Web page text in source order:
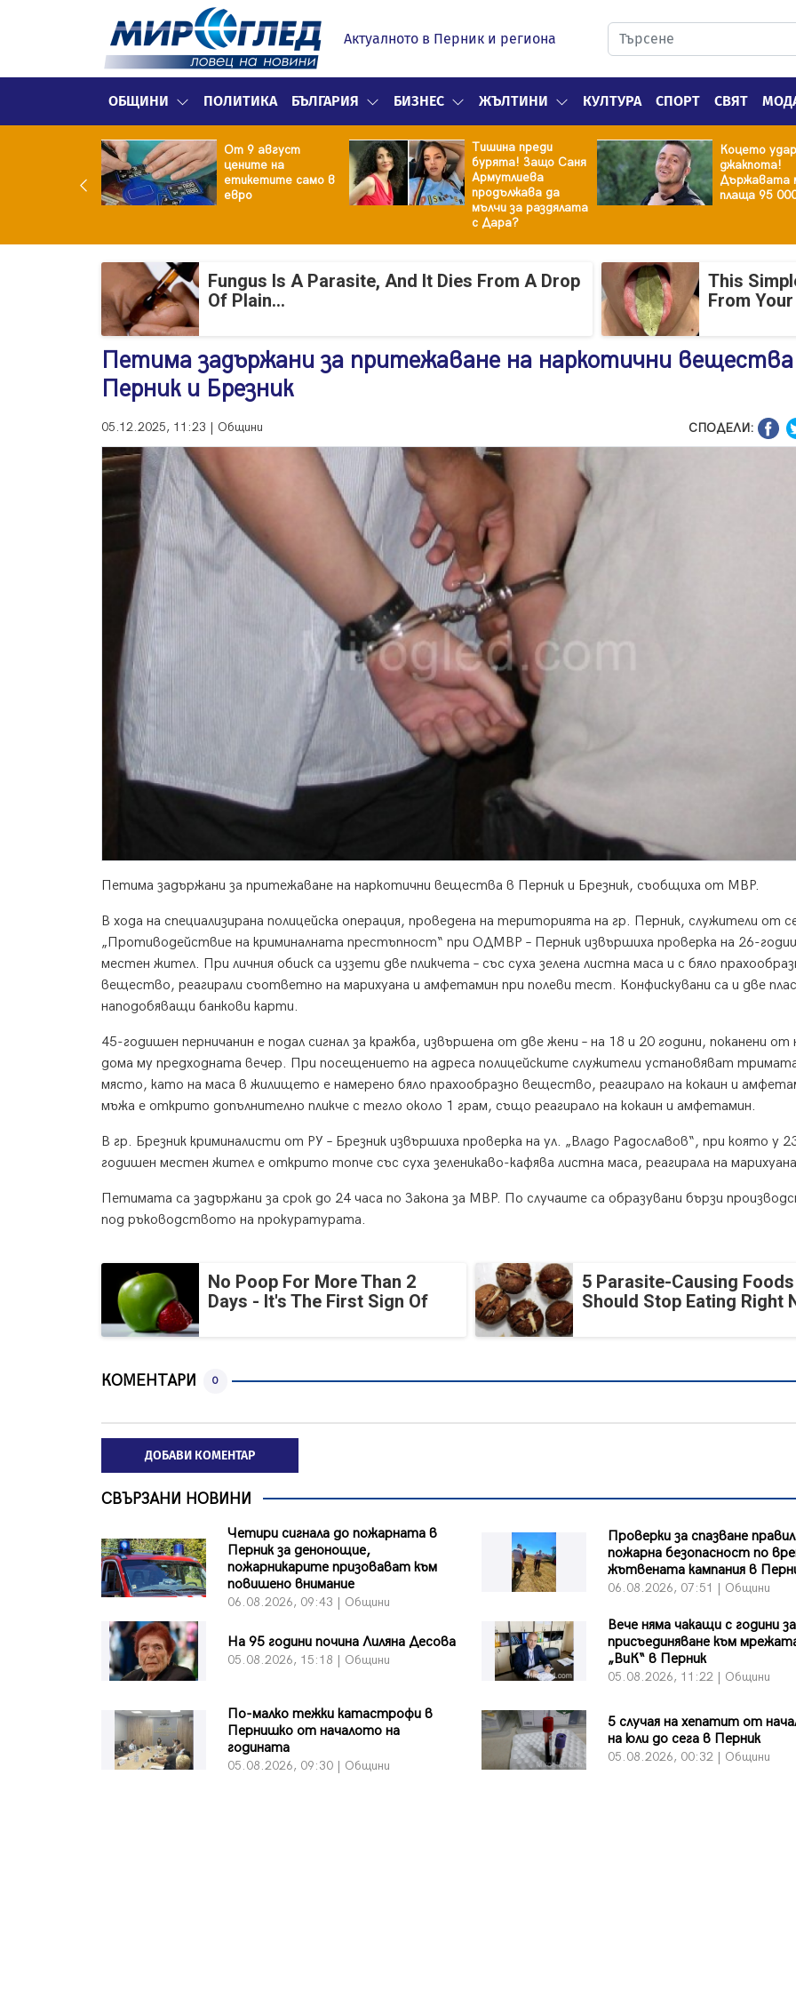
Актуалното в Перник и региона
ОБЩИНИ ПОЛИТИКА БЪЛГАРИЯ БИЗНЕС ЖЪЛТИНИ КУЛТУРА СПОРТ СВЯТ
От 9 август
цените на
етикетите само в
евро
Тишина преди
бурята! Защо Саня
Армутлиева
продължава да
мълчи за раздялата
с Дара?
Коцето
джакпота!
Държавата
плаща 95
Fungus Is A Parasite, And It Dies From A Drop
Of Plain...
This
From
Петима задържани за притежаване на наркотични
Перник и Брезник
05.12.2025, 11:23 | Общини СПОДЕЛИ:
Петима задържани за притежаване на наркотични вещества в Перник и Брезник, съобщиха от МВР.
В хода на специализирана полицейска операция, проведена на територията на гр. Перник, служители от
„Противодействие на криминалната престъпност“ при ОДМВР – Перник извършиха проверка на 26-
местен жител. При личния обиск са иззети две пликчета – със суха зелена листна маса и с бяло
вещество, реагирали съответно на марихуана и амфетамин при полеви тест. Конфискувани са и две
наподобяващи банкови карти.
45-годишен перничанин е подал сигнал за кражба, извършена от две жени – на 18 и 20 години, поканени от
дома му предходната вечер. При посещението на адреса полицейските служители установяват
място, като на маса в жилището е намерено бяло прахообразно вещество, реагирало на кокаин и
мъжа е открито допълнително пликче с тегло около 1 грам, също реагирало на кокаин и амфетамин.
В гр. Брезник криминалисти от РУ – Брезник извършиха проверка на ул. „Владо Радославов“, при която у
годишен местен жител е открито топче със суха зеленикаво-кафява листна маса, реагирала на
Петимата са задържани за срок до 24 часа по Закона за МВР. По случаите са образувани бързи
под ръководството на прокуратурата.
No Poop For More Than 2
Days - It's The First Sign Of
5 Parasite-Causing
Should Stop Eating Right
КОМЕНТАРИ 0
ДОБАВИ КОМЕНТАР
СВЪРЗАНИ НОВИНИ
Четири сигнала до пожарната в
Перник за денонощие,
пожарникарите призовават към
повишено внимание
06.08.2026, 09:43 | Общини
Проверки за спазване
пожарна безопасност по
жътвената кампания в
06.08.2026, 07:51 | Общини
На 95 години почина Лиляна Десова
05.08.2026, 15:18 | Общини
Вече няма чакащи с години за
присъединяване към
„ВиК“ в Перник
05.08.2026, 11:22 | Общини
По-малко тежки катастрофи в
Пернишко от началото на
годината
05.08.2026, 09:30 | Общини
5 случая на хепатит от
на юли до сега в Перник
05.08.2026, 00:32 | Общини